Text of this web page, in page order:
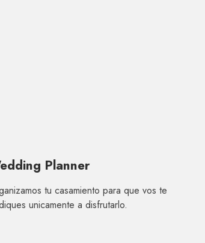
Planner
tu casamiento para que vos te
unicamente a disfrutarlo.